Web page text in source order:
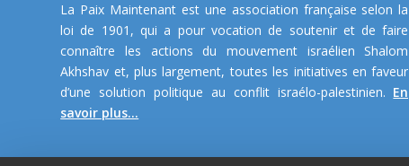
La Paix Maintenant est une association française selon la
loi de 1901, qui a pour vocation de soutenir et de faire
connaître les actions du mouvement israélien Shalom
Akhshav et, plus largement, toutes les initiatives en faveur
d’une solution politique au conflit israélo-palestinien. En
savoir plus...